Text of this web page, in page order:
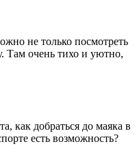
не только посмотреть
Там очень тихо и уютно,
как добраться до маяка в
есть возможность?